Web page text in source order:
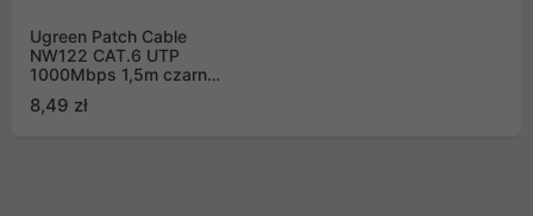
Ugreen Patch Cable
NW122 CAT.6 UTP
1000Mbps 1,5m czarny
8,49 zł